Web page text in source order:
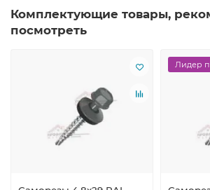
Комплектующие товары,
посмотреть
Лидер